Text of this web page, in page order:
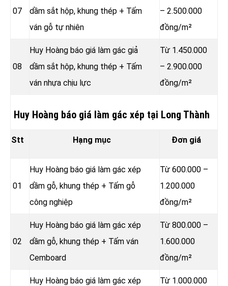
07
dầm sắt hộp, khung thép + Tấm
ván gỗ tự nhiên
– 2.500.000
đồng/m²
08
Huy Hoàng báo giá làm gác giả
dầm sắt hộp, khung thép + Tấm
ván nhựa chịu lực
Từ 1.450.000
– 2.900.000
đồng/m²
Huy Hoàng báo giá làm gác xép tại Long Thành
Stt Hạng mục Đơn giá
01
Huy Hoàng báo giá làm gác xép
dầm gỗ, khung thép + Tấm gỗ
công nghiệp
Từ 600.000 –
1.200.000
đồng/m²
02
Huy Hoàng báo giá làm gác xép
dầm gỗ, khung thép + Tấm ván
Cemboard
Từ 800.000 –
1.600.000
đồng/m²
Huy Hoàng báo giá làm gác xép
Từ 1.000.000